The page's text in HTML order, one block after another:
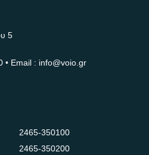
5
• Email : info@voio.gr
2465-350100
2465-350200